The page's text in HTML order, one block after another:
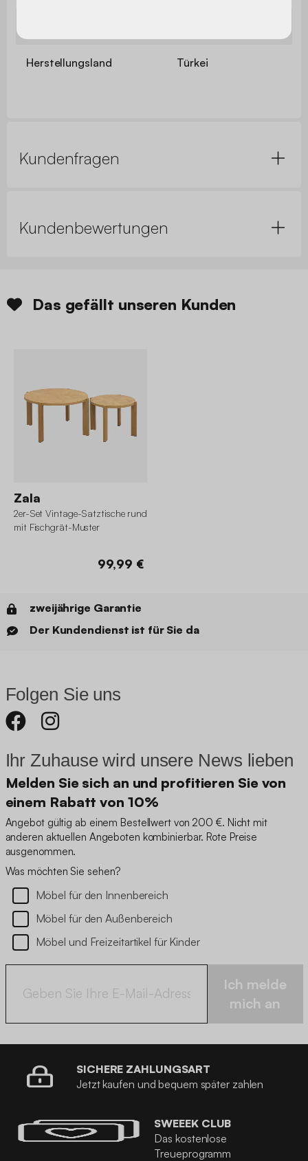
Herstellungsland Türkei
Kundenfragen
Kundenbewertungen
Das gefällt unseren Kunden
Zala
2er-Set Vintage-Satztische rund
mit Fischgrät-Muster
99,99 €
zweijährige Garantie
Der Kundendienst ist für Sie da
Folgen Sie uns
Ihr Zuhause wird unsere News lieben
Melden Sie sich an und profitieren Sie von
einem Rabatt von 10%
Angebot gültig ab einem Bestellwert von 200 €. Nicht mit
anderen aktuellen Angeboten kombinierbar. Rote Preise
ausgenommen.
Was möchten Sie sehen?
Möbel für den Innenbereich
Möbel für den Außenbereich
Möbel und Freizeitartikel für Kinder
Ich melde
mich an
SICHERE ZAHLUNGSART
Jetzt kaufen und bequem später zahlen
SWEEEK CLUB
Das kostenlose
Treueprogramm